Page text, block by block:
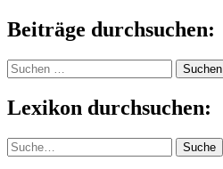
Beiträge durchsuchen:
Suchen
nach:
Lexikon durchsuchen:
Suche Suche